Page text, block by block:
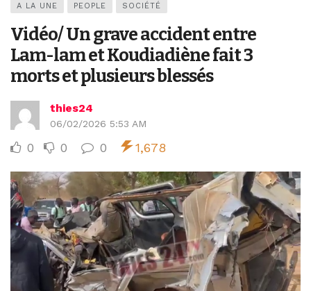
A LA UNE PEOPLE SOCIÉTÉ
Vidéo/ Un grave accident entre
Lam-lam et Koudiadiène fait 3
morts et plusieurs blessés
thies24
06/02/2026 5:53 AM
0 0 0 1,678